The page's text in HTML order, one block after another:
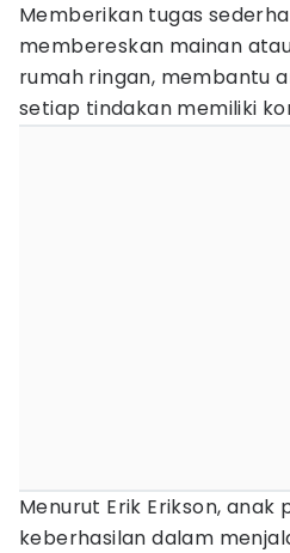
Memberikan tugas
membereskan mainan
rumah ringan, membantu
setiap tindakan memiliki
Menurut Erik Erikson, anak
keberhasilan dalam